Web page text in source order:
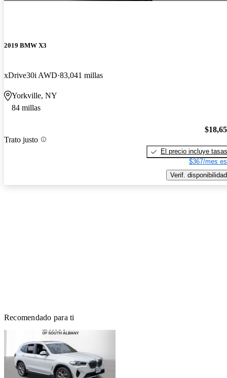
2019 BMW X3
xDrive30i AWD 83,041 millas
Yorkville, NY
84 millas
Trato justo
El precio incluye tasas
$367/mes
Verif. disponibilidad
Recomendado para ti